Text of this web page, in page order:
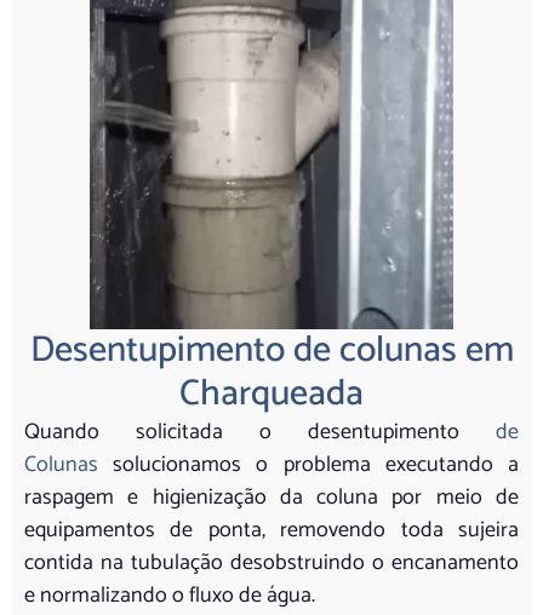
Desentupimento de colunas em
Charqueada
Quando solicitada o desentupimento de
Colunas solucionamos o problema executando a
raspagem e higienização da coluna por meio de
equipamentos de ponta, removendo toda sujeira
contida na tubulação desobstruindo o encanamento
e normalizando o fluxo de água.